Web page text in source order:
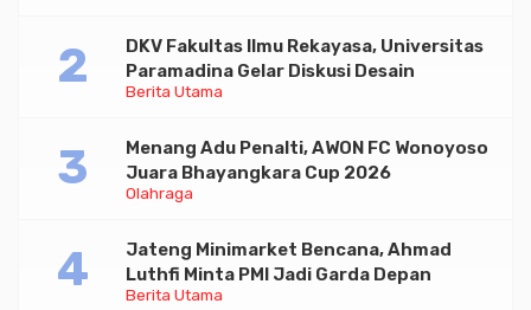
Berita Utama
DKV Fakultas Ilmu Rekayasa, Universitas
Paramadina Gelar Diskusi Desain
Olahraga
Menang Adu Penalti, AWON FC Wonoyoso
Juara Bhayangkara Cup 2026
Berita Utama
Jateng Minimarket Bencana, Ahmad
Luthfi Minta PMI Jadi Garda Depan